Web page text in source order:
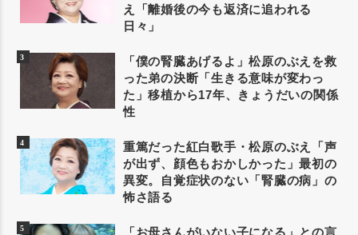
え「離婚後の今も返済に追われる
日々」
「僕の腎臓あげるよ」松原のぶえを救
った弟の決断「生きる意味が変わっ
た」移植から17年、きょうだいの関係
性
重篤だった紅白歌手・松原のぶえ「声
が出ず、顔色もおかしかった」最初の
異変。自覚症状のない「腎臓の病」の
怖さ語る
「お母さんがいない子になる」との言